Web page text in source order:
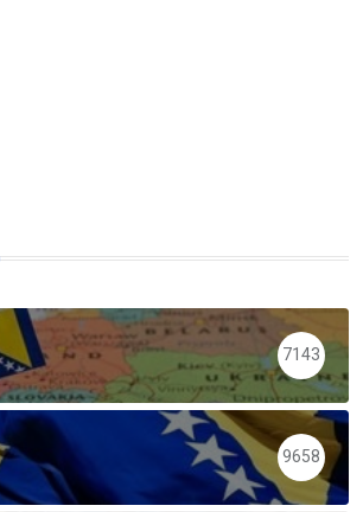
7143
9658